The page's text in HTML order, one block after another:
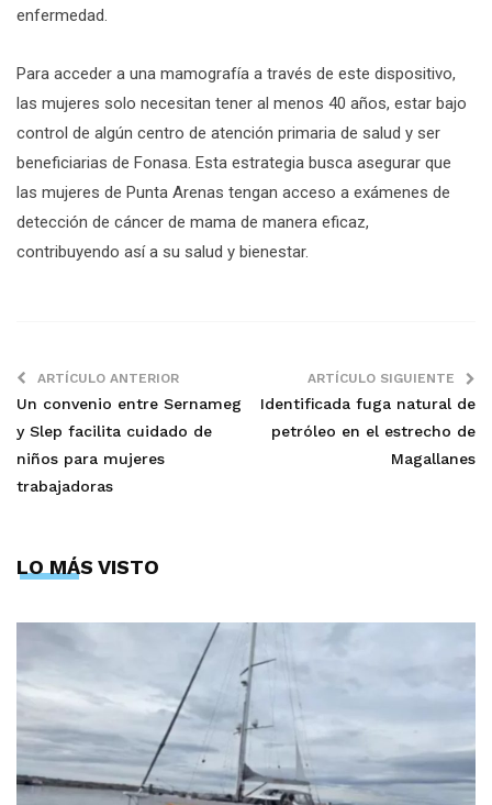
enfermedad.
Para acceder a una mamografía a través de este dispositivo,
las mujeres solo necesitan tener al menos 40 años, estar bajo
control de algún centro de atención primaria de salud y ser
beneficiarias de Fonasa. Esta estrategia busca asegurar que
las mujeres de Punta Arenas tengan acceso a exámenes de
detección de cáncer de mama de manera eficaz,
contribuyendo así a su salud y bienestar.
ARTÍCULO ANTERIOR
Un convenio entre Sernameg
y Slep facilita cuidado de
niños para mujeres
trabajadoras
ARTÍCULO SIGUIENTE
Identificada fuga natural de
petróleo en el estrecho de
Magallanes
LO MÁS VISTO